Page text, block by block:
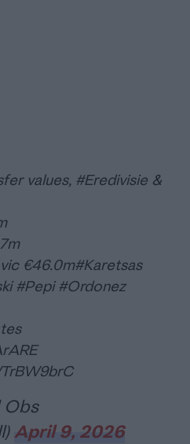
values, #Eredivisie &
€46.0m#Karetsas
#Pepi #Ordonez
Obs
April 9, 2026